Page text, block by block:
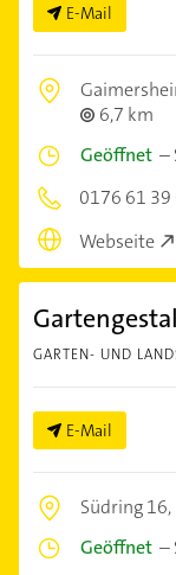
E-Mail
6,7 km
Geöffnet –
0176 61 39
Webseite
GARTEN- UND
E-Mail
Südring 16,
Geöffnet –